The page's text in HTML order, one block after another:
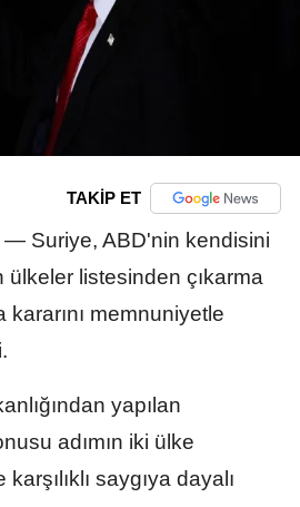
TAKİP ET
— Suriye, ABD'nin kendisini
listesinden çıkarma
memnuniyetle
yapılan
adımın iki ülke
saygıya dayalı